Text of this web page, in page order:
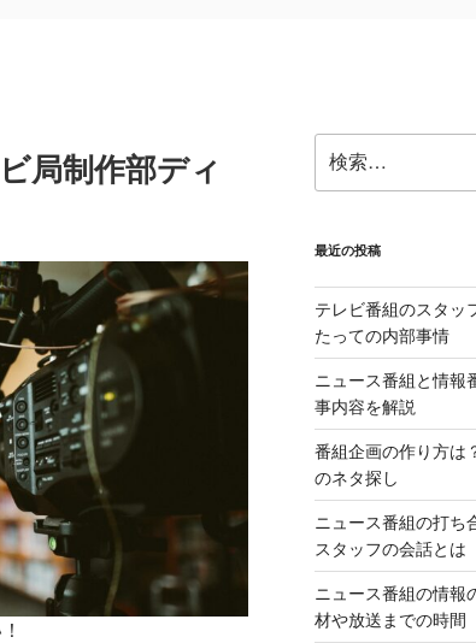
局制作部ディ
索:
最近の投稿
テレビ番組のスタッ
たっての内部事情
ニュース番組と情報
事内容を解説
番組企画の作り方は
のネタ探し
ニュース番組の打ち
スタッフの会話とは
ニュース番組の情報
材や放送までの時間